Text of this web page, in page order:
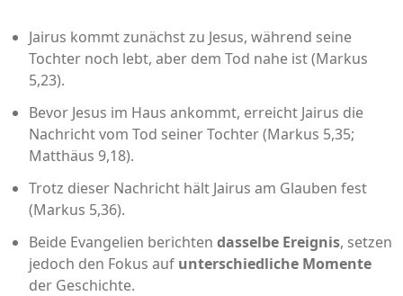
Jairus kommt zunächst zu Jesus, während seine
Tochter noch lebt, aber dem Tod nahe ist (Markus
5,23).
Bevor Jesus im Haus ankommt, erreicht Jairus die
Nachricht vom Tod seiner Tochter (Markus 5,35;
Matthäus 9,18).
Trotz dieser Nachricht hält Jairus am Glauben fest
(Markus 5,36).
Beide Evangelien berichten dasselbe Ereignis, setzen
jedoch den Fokus auf unterschiedliche Momente
der Geschichte.